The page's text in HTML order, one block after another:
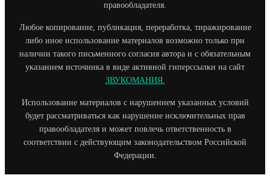
правообладателя.
Любое копирование, публикация, переработка, тиражирование
либо иное использование материалов возможно только при
наличии такого письменного согласия автора и с обязательным
указанием источника в виде активной гиперссылки на сайт
ЗВУКОМАНИЯ.
Использование материалов с нарушением указанных условий
будет рассматриваться как нарушение исключительных прав
правообладателя и может повлечь ответственность в
соответствии с действующим законодательством Российской
Федерации.